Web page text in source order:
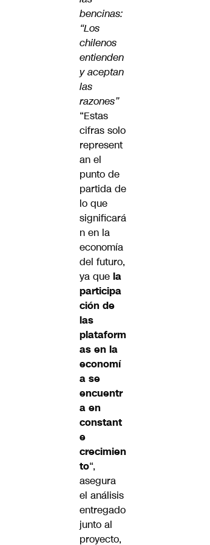
bencinas:
“Los
chilenos
entienden
y aceptan
las
razones”
“Estas
cifras solo
represent
an el
punto de
partida de
lo que
significará
n en la
economía
del futuro,
ya que la
participa
ción de
las
plataform
as en la
economí
a se
encuentr
a en
constant
e
crecimien
to“,
asegura
el análisis
entregado
junto al
proyecto,